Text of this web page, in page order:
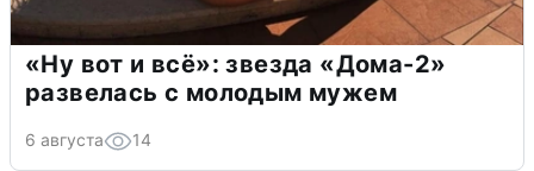
«Ну вот и всё»: звезда «Дома-2»
развелась с молодым мужем
6 августа 14